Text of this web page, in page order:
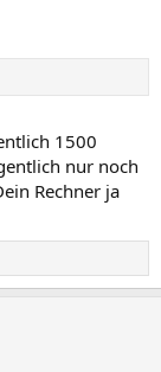
1500
nur noch
Rechner ja